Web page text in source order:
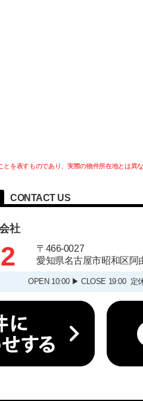
を表すものであり、実際の物件所在地とは異な
CONTACT US
社
〒466-0027
愛知県名古屋市昭和区阿
OPEN 10:00 ▶ CLOSE 19:00 定